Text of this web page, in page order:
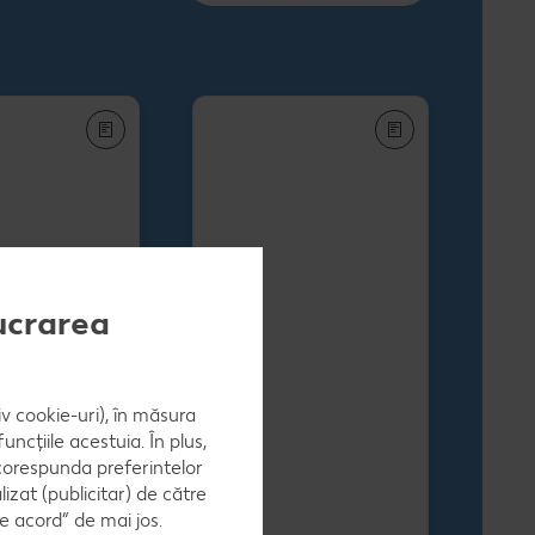
cookie-uri), în măsura
acestuia. În plus,
preferintelor
(publicitar) de către
acord” de mai jos.